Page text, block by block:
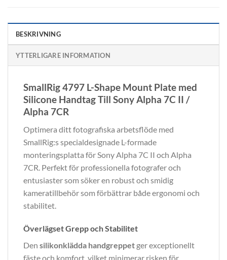
BESKRIVNING
YTTERLIGARE INFORMATION
SmallRig 4797 L-Shape Mount Plate med
Silicone Handtag Till Sony Alpha 7C II /
Alpha 7CR
Optimera ditt fotografiska arbetsflöde med
SmallRig:s specialdesignade L-formade
monteringsplatta för Sony Alpha 7C II och Alpha
7CR. Perfekt för professionella fotografer och
entusiaster som söker en robust och smidig
kameratillbehör som förbättrar både ergonomi och
stabilitet.
Överlägset Grepp och Stabilitet
Den silikonklädda handgreppet ger exceptionellt
fäste och komfort, vilket minimerar risken för